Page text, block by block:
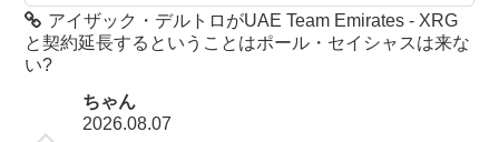
アイザック・デルトロがUAE Team Emirates - XRG
と契約延長するということはポール・セイシャスは来な
い?
ちゃん
2026.08.07